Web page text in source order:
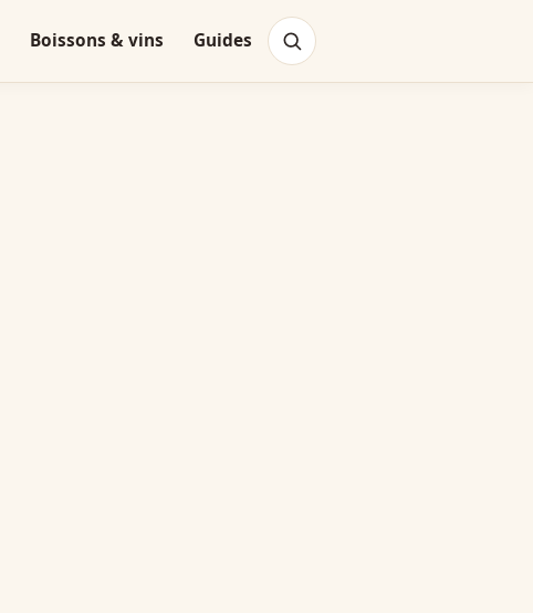
Boissons & vins Guides